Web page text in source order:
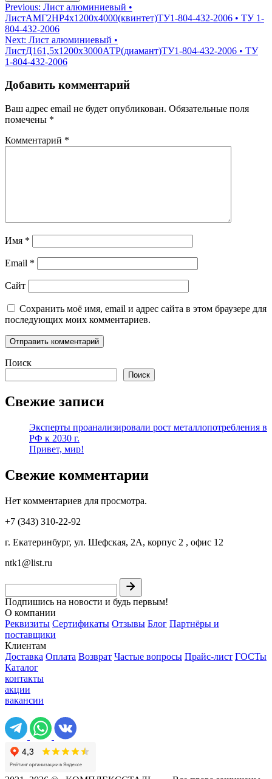
Навигация
по
записям
Previous: Лист алюминиевый •
ЛистАМГ2НР4х1200х4000(квинтет)ТУ1-804-432-2006 • ТУ 1-
804-432-2006
Next: Лист алюминиевый •
ЛистД161,5х1200х3000АТР(диамант)ТУ1-804-432-2006 • ТУ
1-804-432-2006
Добавить комментарий
Ваш адрес email не будет опубликован. Обязательные поля
помечены *
Комментарий *
Имя *
Email *
Сайт
Сохранить моё имя, email и адрес сайта в этом браузере для
последующих моих комментариев.
Поиск
Поиск
Свежие записи
Эксперты проанализировали рост металлопотребления в
РФ к 2030 г.
Привет, мир!
Свежие комментарии
Нет комментариев для просмотра.
+7 (343) 310-22-92
г. Екатеринбург, ул. Шефская, 2А, корпус 2 , офис 12
ntk1@list.ru
Подпишись на новости и будь первым!
О компании
Реквизиты Сертификаты Отзывы Блог Партнёры и
поставщики
Клиентам
Доставка Оплата Возврат Частые вопросы Прайс-лист ГОСТы
Каталог
контакты
акции
вакансии